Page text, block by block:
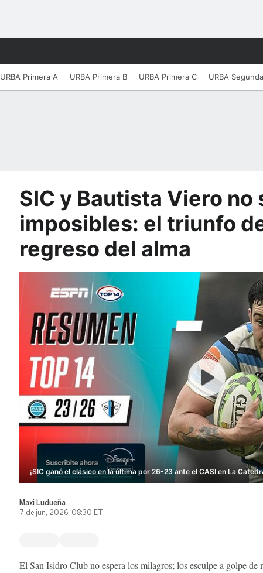
URBA Primera A URBA Primera B URBA Primera C URBA Segunda
SIC y Bautista Viero no
imposibles: el triunfo
regreso del alma
¡SIC ganó el clásico en la última por 26-23 ante el CASI en La
Maxi Ludueña
7 de jun, 2026, 08:30 ET
El San Isidro Club no espera los milagros; los esculpe a golpe de